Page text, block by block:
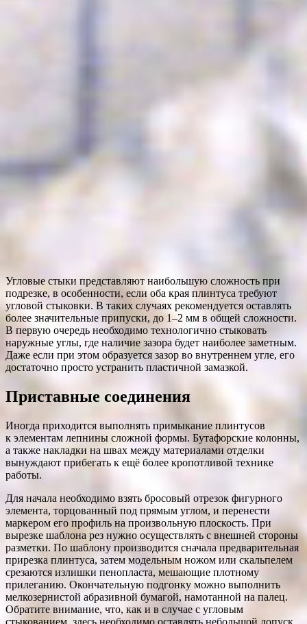
Угловые стыки представляют наибольшую сложность при
подрезке, в особенности, если оба края плинтуса требуют
угловой стыковки. В таких случаях рекомендуется оставлять
более значительные припуски, до 1–2 мм в общей сложности.
В первую очередь необходимо технологично стыковать
наружные углы, где наличие зазора будет наиболее заметным.
Даже если при этом образуется зазор во внутреннем угле, его
достаточно просто устранить пластичной замазкой.
Приставные соединения
Иногда приходится выполнять примыкание плинтусов
к элементам лепнины сложной формы. Бутафорские колонны,
а также накладки на швах между материалами отделки
вынуждают прибегать к ещё более кропотливой технике
работы.
Для начала необходимо взять бросовый отрезок фигурного
элемента, торцованный под прямым углом, и перенести
маркером его профиль на произвольную плоскость. При
вырезке шаблона рез нужно осуществлять с внешней стороны
разметки. По шаблону производится сначала предварительная
прирезка плинтуса, затем модельным ножом или скальпелем
срезаются излишки пенопласта, мешающие плотному
прилеганию. Окончательную подгонку можно выполнить
мелкозернистой абразивной бумагой, намотанной на палец.
Обратите внимание, что, как и в случае с угловым
стыкованием, здесь необходимо оставлять небольшой допуск